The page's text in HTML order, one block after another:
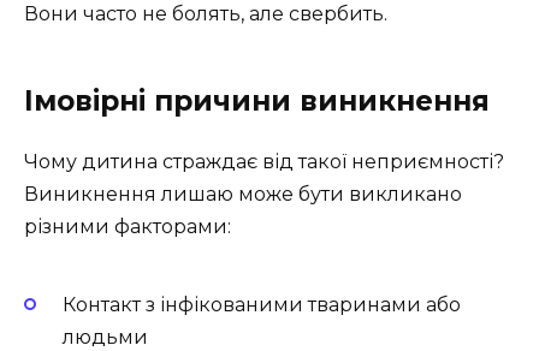
Вони часто не болять, але свербить.
Імовірні причини виникнення
Чому дитина страждає від такої неприємності?
Виникнення лишаю може бути викликано
різними факторами:
Контакт з інфікованими тваринами або
людьми